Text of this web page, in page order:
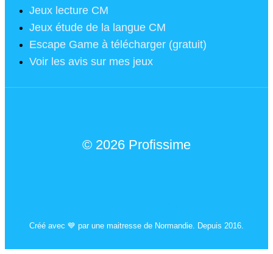
Jeux lecture CM
Jeux étude de la langue CM
Escape Game à télécharger (gratuit)
Voir les avis sur mes jeux
© 2026 Profissime
Créé avec 💙 par une maitresse de Normandie. Depuis 2016.